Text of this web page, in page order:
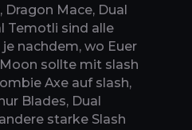
Dragon Mace, Dual
Temotli sind alle
nachdem, wo Euer
sollte mit slash
Axe auf slash,
Blades, Dual
starke Slash